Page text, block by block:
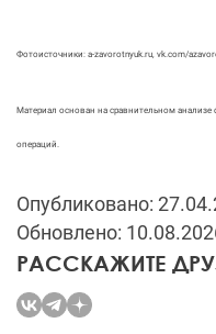
Фотоисточники: a-zavorotnyuk.ru, vk.com/
Материал основан на сравнительном
операций.
Опубликовано:
Обновлено:
РАССКАЖИТЕ